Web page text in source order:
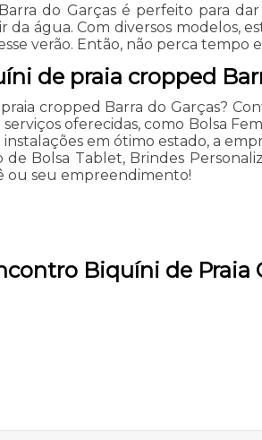
do Garças é perfeito para
da água. Com diversos
verão. Então, não perca
de praia cropped
cropped Barra do Garças?
oferecidas, como Bolsa
em ótimo estado, a
Bolsa Tablet, Brindes
ou seu empreendimento!
Biquíni de Praia